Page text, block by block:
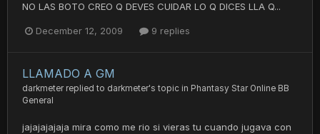
NO LAS BOTO CREO Q DEVES CUIDAR LO Q DICES LLA Q...
December 12, 2009 9 replies
LLAMADO A GM
darkmeter replied to darkmeter's topic in Phantasy Star Online BB
General
jajajajajaja mira como me rio si vieras tu cuando jugava con